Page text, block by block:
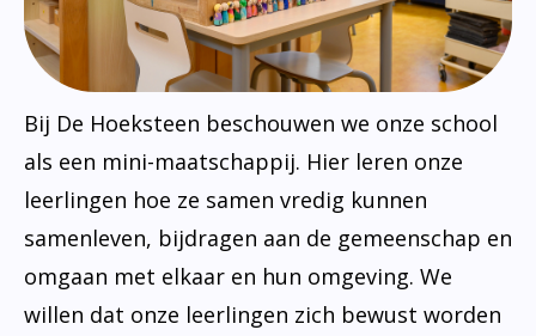
Bij De Hoeksteen beschouwen we onze school
als een mini-maatschappij. Hier leren onze
leerlingen hoe ze samen vredig kunnen
samenleven, bijdragen aan de gemeenschap en
omgaan met elkaar en hun omgeving. We
willen dat onze leerlingen zich bewust worden